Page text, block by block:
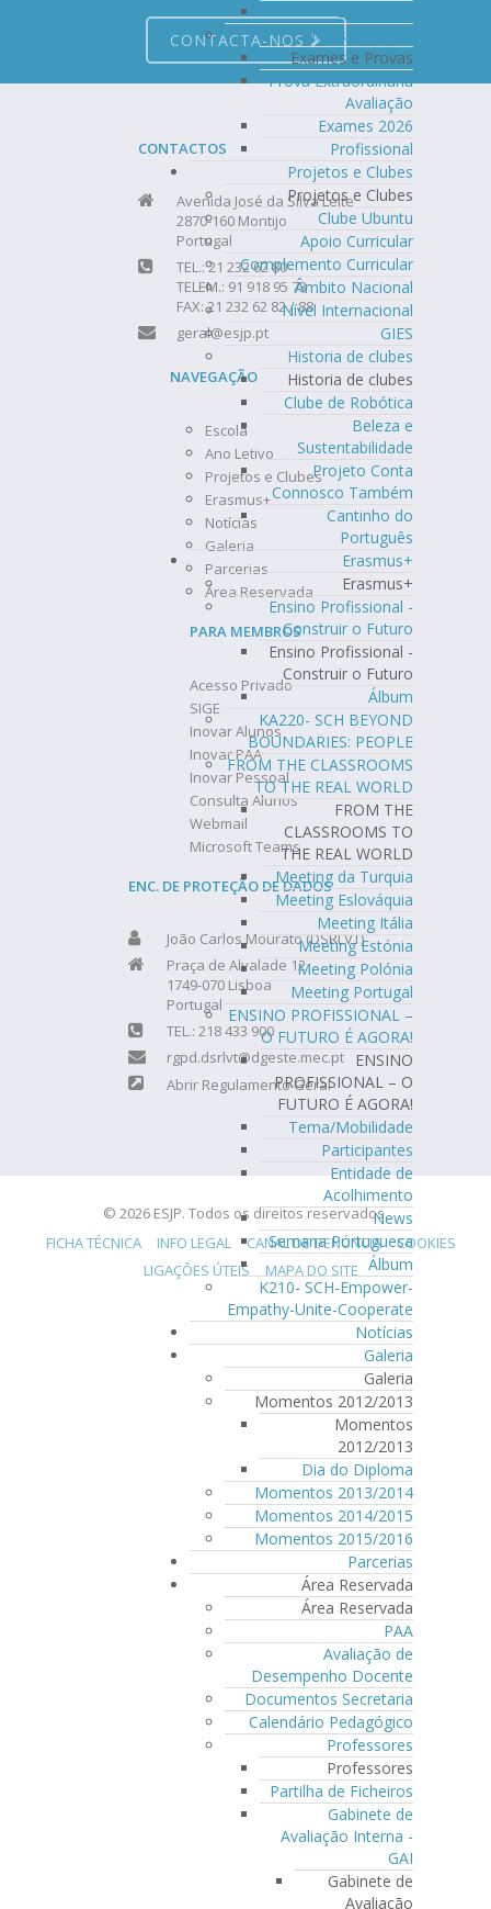
2025/2026
Exames e Provas
Exames e Provas
Prova Extraordinária
Avaliação
Exames 2026
Profissional
Projetos e Clubes
Projetos e Clubes
Clube Ubuntu
Apoio Curricular
Complemento Curricular
Âmbito Nacional
Nível Internacional
GIES
Historia de clubes
Historia de clubes
Clube de Robótica
Beleza e
Sustentabilidade
Projeto Conta
Connosco Também
Cantinho do
Português
Erasmus+
Erasmus+
Ensino Profissional -
Construir o Futuro
Ensino Profissional -
Construir o Futuro
Álbum
KA220- SCH BEYOND
BOUNDARIES: PEOPLE
FROM THE CLASSROOMS
TO THE REAL WORLD
FROM THE
CLASSROOMS TO
THE REAL WORLD
Meeting da Turquia
Meeting Eslováquia
Meeting Itália
Meeting Estónia
Meeting Polónia
Meeting Portugal
ENSINO PROFISSIONAL –
O FUTURO É AGORA!
ENSINO
PROFISSIONAL – O
FUTURO É AGORA!
Tema/Mobilidade
Participantes
Entidade de
Acolhimento
News
Semana Portuguesa
Álbum
K210- SCH-Empower-
Empathy-Unite-Cooperate
Notícias
Galeria
Galeria
Momentos 2012/2013
Momentos
2012/2013
Dia do Diploma
Momentos 2013/2014
Momentos 2014/2015
Momentos 2015/2016
Parcerias
Área Reservada
Área Reservada
PAA
Avaliação de
Desempenho Docente
Documentos Secretaria
Calendário Pedagógico
Professores
Professores
Partilha de Ficheiros
Gabinete de
Avaliação Interna -
GAI
Gabinete de
Avaliação
CONTACTA-NOS
CONTACTOS
Avenida José da Silva Leite
2870-160 Montijo
Portugal
TEL.: 21 232 62 80
TELEM.: 91 918 95 73
FAX: 21 232 62 82 / 88
geral@esjp.pt
NAVEGAÇÃO
Escola
Ano Letivo
Projetos e Clubes
Erasmus+
Notícias
Galeria
Parcerias
Área Reservada
PARA MEMBROS
Acesso Privado
SIGE
Inovar Alunos
Inovar PAA
Inovar Pessoal
Consulta Alunos
Webmail
Microsoft Teams
ENC. DE PROTEÇÃO DE DADOS
João Carlos Mourato (DSRLVT)
Praça de Alvalade 12
1749-070 Lisboa
Portugal
TEL.: 218 433 900
rgpd.dsrlvt@dgeste.mec.pt
Abrir Regulamento Geral
© 2026 ESJP. Todos os direitos reservados.
FICHA TÉCNICA
INFO LEGAL CANAL DE DENÚNCIA
COOKIES
LIGAÇÕES ÚTEIS
MAPA DO SITE